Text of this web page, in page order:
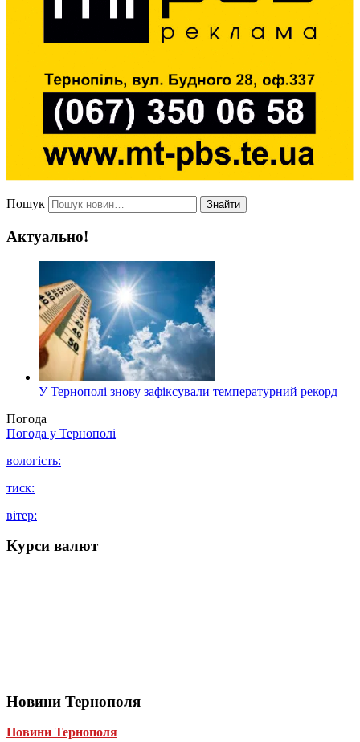
Пошук Знайти
Актуально!
У Тернополі знову зафіксували температурний рекорд
Погода
Погода у Тернополі
вологість:
тиск:
вітер:
Курси валют
Новини Тернополя
Новини Тернополя